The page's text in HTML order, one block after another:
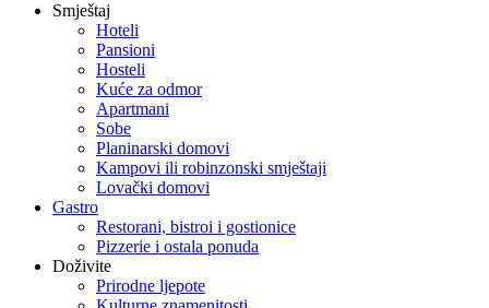
Smještaj
Hoteli
Pansioni
Hosteli
Kuće za odmor
Apartmani
Sobe
Planinarski domovi
Kampovi ili robinzonski smještaji
Lovački domovi
Gastro
Restorani, bistroi i gostionice
Pizzerie i ostala ponuda
Doživite
Prirodne ljepote